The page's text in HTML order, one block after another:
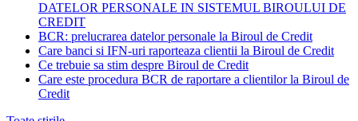
DATELOR PERSONALE IN SISTEMUL BIROULUI DE
CREDIT
BCR: prelucrarea datelor personale la Biroul de Credit
Care banci si IFN-uri raporteaza clientii la Biroul de Credit
Ce trebuie sa stim despre Biroul de Credit
Care este procedura BCR de raportare a clientilor la Biroul de
Credit